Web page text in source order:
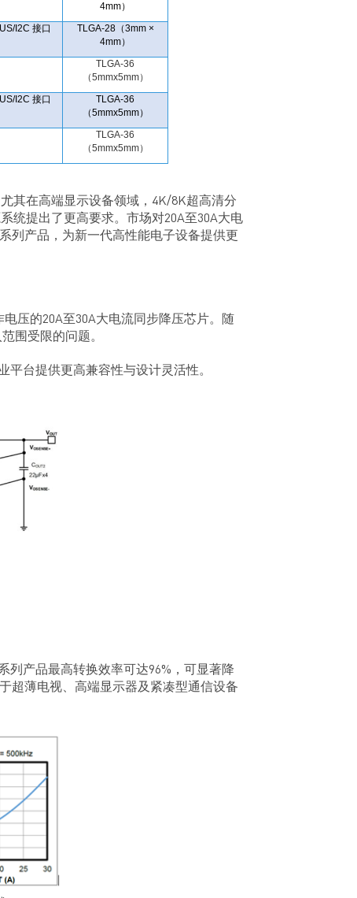
4mm）
I2C 接口 TLGA-28（3mm ×
4mm）
TLGA-36
（5mmx5mm）
I2C 接口 TLGA-36
（5mmx5mm）
TLGA-36
（5mmx5mm）
其在高端显示设备领域，4K/8K超高清分
统提出了更高要求。市场对20A至30A大电
系列产品，为新一代高性能电子设备提供更
压的20A至30A大电流同步降压芯片。随
围受限的问题。
台提供更高兼容性与设计灵活性。
列产品最高转换效率可达96%，可显著降
超薄电视、高端显示器及紧凑型通信设备